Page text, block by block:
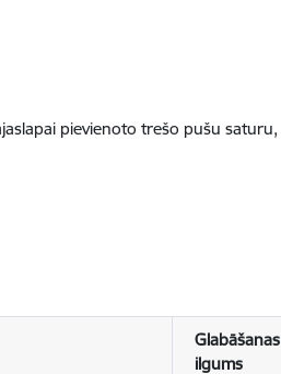
pievienoto trešo pušu saturu,
Glabāšanas
ilgums